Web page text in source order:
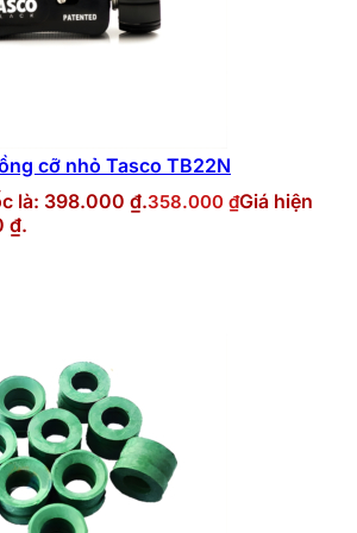
cỡ nhỏ Tasco TB22N
là: 398.000 ₫.358.000 ₫Giá hiện
₫.